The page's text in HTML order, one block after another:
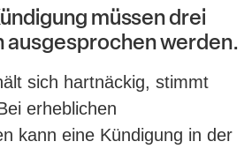
müssen drei
ausgesprochen werden.
sich hartnäckig, stimmt
erheblichen
kann eine Kündigung in der